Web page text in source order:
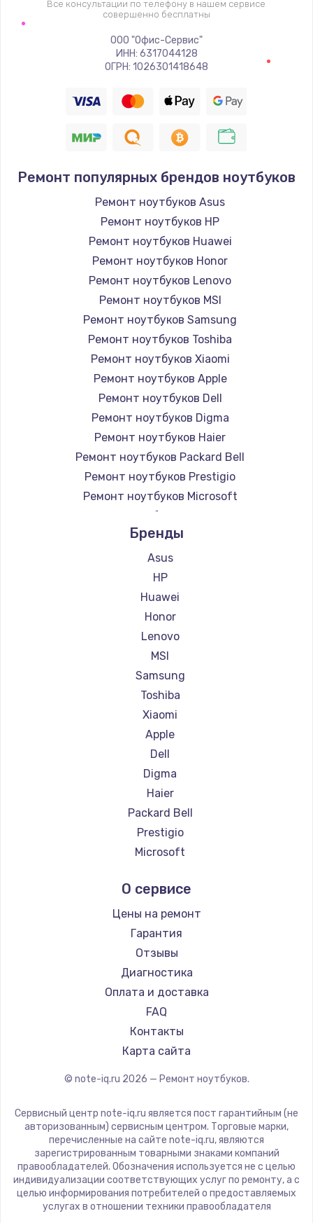
Все консультации по телефону в нашем сервисе
совершенно бесплатны
ООО "Офис-Сервис"
ИНН: 6317044128
ОГРН: 1026301418648
Ремонт популярных брендов ноутбуков
Ремонт ноутбуков Asus
Ремонт ноутбуков HP
Ремонт ноутбуков Huawei
Ремонт ноутбуков Honor
Ремонт ноутбуков Lenovo
Ремонт ноутбуков MSI
Ремонт ноутбуков Samsung
Ремонт ноутбуков Toshiba
Ремонт ноутбуков Xiaomi
Ремонт ноутбуков Apple
Ремонт ноутбуков Dell
Ремонт ноутбуков Digma
Ремонт ноутбуков Haier
Ремонт ноутбуков Packard Bell
Ремонт ноутбуков Prestigio
Ремонт ноутбуков Microsoft
Ремонт ноутбуков Alienware
Ремонт ноутбуков Aquarius
Ремонт ноутбуков Gigabyte
Ремонт ноутбуков Aorus
Ремонт ноутбуков Maibenben
Ремонт ноутбуков Getac
Ремонт ноутбуков Epson
Ремонт ноутбуков Philips
Ремонт ноутбуков LG
Ремонт ноутбуков Panasonic
Ремонт ноутбуков Irbis
Ремонт ноутбуков Thunderobot
Ремонт ноутбуков Hasee
Ремонт ноутбуков ZTE
Ремонт ноутбуков Hiper
Ремонт ноутбуков Evga
Ремонт ноутбуков Google
Ремонт ноутбуков Echips
Ремонт ноутбуков Predator
Ремонт ноутбуков iru
Ремонт ноутбуков Machenike
Ремонт ноутбуков DEXP
Ремонт ноутбуков Teclast
Ремонт ноутбуков CHUWI
Ремонт ноутбуков Colorful
Бренды
Asus
HP
Huawei
Honor
Lenovo
MSI
Samsung
Toshiba
Xiaomi
Apple
Dell
Digma
Haier
Packard Bell
Prestigio
Microsoft
Aquarius
Gigabyte
Aorus
Maibenben
Getac
Epson
Philips
LG
Panasonic
ZTE
Hiper
Evga
Google
Echips
О сервисе
Цены на ремонт
Гарантия
Отзывы
Диагностика
Оплата и доставка
FAQ
Контакты
Карта сайта
© note-iq.ru 2026 — Ремонт ноутбуков.
Сервисный центр note-iq.ru является пост гарантийным (не
авторизованным) сервисным центром. Торговые марки,
перечисленные на сайте note-iq.ru, являются
зарегистрированным товарными знаками компаний
правообладателей. Обозначения используется не с целью
индивидуализации соответствующих услуг по ремонту, а с
целью информирования потребителей о предоставляемых
услугах в отношении техники правообладателя